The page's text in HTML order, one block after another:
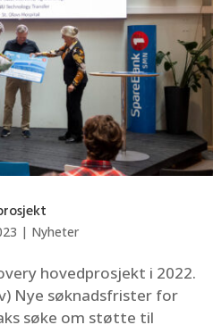
| Nyheter
hovedprosjekt i 2022.
Nye søknadsfrister for
søke om støtte til